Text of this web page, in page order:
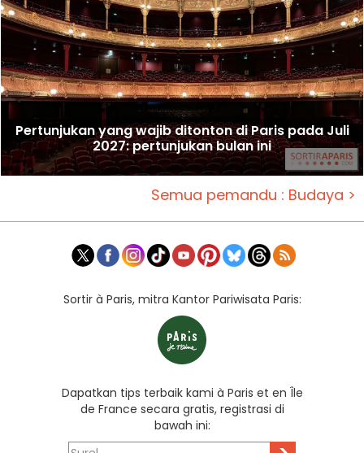
Pertunjukan yang wajib ditonton di Paris pada Juli
2027: pertunjukan bulan ini
Semua pemandu : Budaya >
Sortir à Paris, mitra Kantor Pariwisata Paris:
Dapatkan tips terbaik kami à Paris et en Île
de France secara gratis, registrasi di
bawah ini: